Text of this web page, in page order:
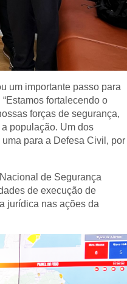
um importante passo para
fortalecendo o
forças de segurança,
população. Um dos
para a Defesa Civil, por
de Segurança
de execução de
jurídica nas ações da